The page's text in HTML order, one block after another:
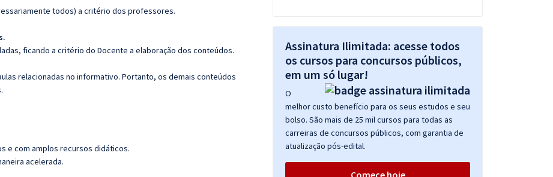
todos) a critério dos professores.
ficando a critério do Docente a elaboração dos conteúdos.
relacionadas no informativo. Portanto, os demais conteúdos
e com amplos recursos didáticos.
acelerada.
Assinatura Ilimitada: acesse todos
os cursos para concursos públicos,
em um só lugar!
O
melhor custo benefício para os seus estudos e seu
bolso. São mais de 25 mil cursos para todas as
carreiras de concursos públicos, com garantia de
atualização pós-edital.
Comece hoje